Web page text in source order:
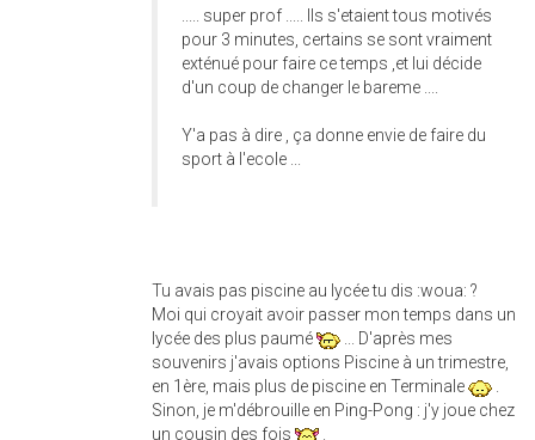
..... super prof ..... Ils s'etaient tous motivés
pour 3 minutes, certains se sont vraiment
exténué pour faire ce temps ,et lui décide
d'un coup de changer le bareme ....
Y'a pas à dire , ça donne envie de faire du
sport à l'ecole ...
Tu avais pas piscine au lycée tu dis :woua: ?
Moi qui croyait avoir passer mon temps dans un
lycée des plus paumé
... D'après mes
souvenirs j'avais options Piscine à un trimestre,
en 1ère, mais plus de piscine en Terminale
.
Sinon, je m'débrouille en Ping-Pong : j'y joue chez
un cousin des fois
.